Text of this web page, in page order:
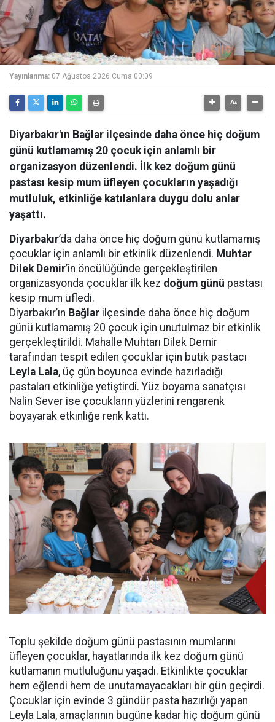
Yayınlanma: 07 Ağustos 2026 Cuma 00:09
Diyarbakır'ın Bağlar ilçesinde daha önce hiç doğum
günü kutlamamış 20 çocuk için anlamlı bir
organizasyon düzenlendi. İlk kez doğum günü
pastası kesip mum üfleyen çocukların yaşadığı
mutluluk, etkinliğe katılanlara duygu dolu anlar
yaşattı.
Diyarbakır’da daha önce hiç doğum günü kutlamamış
çocuklar için anlamlı bir etkinlik düzenlendi. Muhtar
Dilek Demir’in öncülüğünde gerçekleştirilen
organizasyonda çocuklar ilk kez doğum günü pastası
kesip mum üfledi.
Diyarbakır’ın Bağlar ilçesinde daha önce hiç doğum
günü kutlamamış 20 çocuk için unutulmaz bir etkinlik
gerçekleştirildi. Mahalle Muhtarı Dilek Demir
tarafından tespit edilen çocuklar için butik pastacı
Leyla Lala, üç gün boyunca evinde hazırladığı
pastaları etkinliğe yetiştirdi. Yüz boyama sanatçısı
Nalin Sever ise çocukların yüzlerini rengarenk
boyayarak etkinliğe renk kattı.
Toplu şekilde doğum günü pastasının mumlarını
üfleyen çocuklar, hayatlarında ilk kez doğum günü
kutlamanın mutluluğunu yaşadı. Etkinlikte çocuklar
hem eğlendi hem de unutamayacakları bir gün geçirdi.
Çocuklar için evinde 3 gündür pasta hazırlığı yapan
Leyla Lala, amaçlarının bugüne kadar hiç doğum günü